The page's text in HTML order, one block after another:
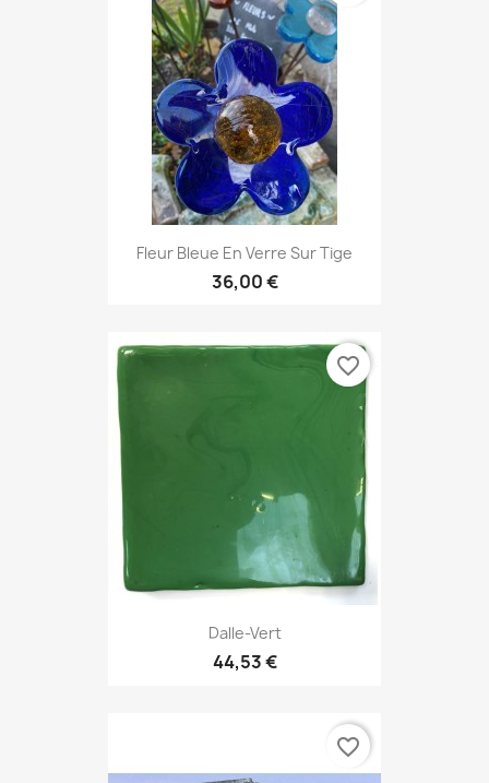
Fleur Bleue En Verre Sur Tige
36,00 €
Dalle-Vert
44,53 €
favorite_border
favorite_border